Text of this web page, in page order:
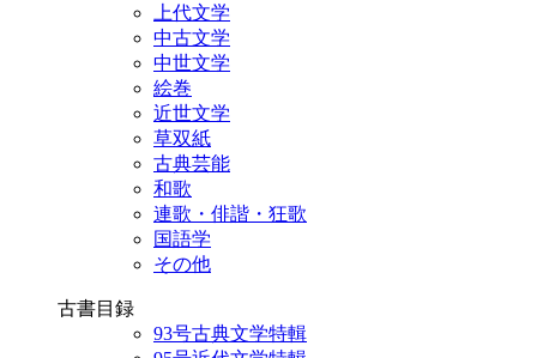
上代文学
中古文学
中世文学
絵巻
近世文学
草双紙
古典芸能
和歌
連歌・俳諧・狂歌
国語学
その他
古書目録
93号古典文学特輯